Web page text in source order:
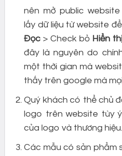
nên mở public
lấy dữ liệu từ website
Đọc> Check bỏ Hiển
đây là nguyên do
một thời gian mà
thấy trên google mà
Quý khách có thể chủ
logo trên website tùy
của logo và thương hiệu.
Các mẫu có sản phẩm